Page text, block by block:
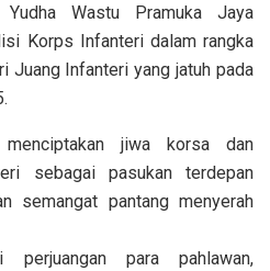
Wastu Pramuka Jaya
Korps Infanteri dalam rangka
Juang Infanteri yang jatuh pada
menciptakan jiwa korsa dan
sebagai pasukan terdepan
semangat pantang menyerah
perjuangan para pahlawan,